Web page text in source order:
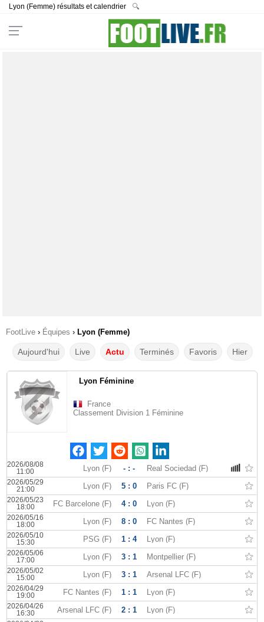
Lyon (Femme) résultats et calendrier 🔍
FootLive › Équipes › Lyon (Femme)
Aujourd'hui Live Actu Terminés Favoris Hier
Lyon Féminine
France
Classement Division 1 Féminine
2026/08/08
11:00
Lyon (F) - : - Real Sociedad (F)
2026/05/29
21:00
Lyon (F) 5 : 0 Paris FC (F)
2026/05/23
18:00
FC Barcelone (F) 4 : 0 Lyon (F)
2026/05/16
18:00
Lyon (F) 8 : 0 FC Nantes (F)
2026/05/10
15:30
PSG (F) 1 : 4 Lyon (F)
2026/05/06
17:00
Lyon (F) 3 : 1 Montpellier (F)
2026/05/02
15:00
Lyon (F) 3 : 1 Arsenal LFC (F)
2026/04/29
19:00
FC Nantes (F) 1 : 1 Lyon (F)
2026/04/26
16:30
Arsenal LFC (F) 2 : 1 Lyon (F)